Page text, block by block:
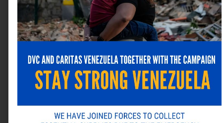
Web
navegador para la próxima vez que comente.
Alternative: